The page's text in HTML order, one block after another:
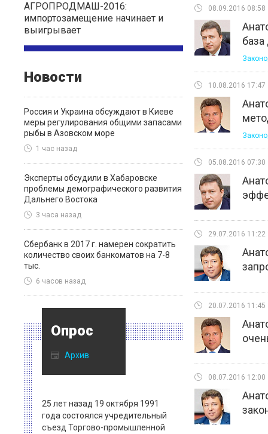
АГРОПРОДМАШ-2016:
импортозамещение начинает и
выигрывает
Новости
Россия и Украина обсуждают в Киеве
меры регулирования общими запасами
рыбы в Азовском море
1 час назад
Эксперты обсудили в Хабаровске
проблемы демографического развития
Дальнего Востока
3 часа назад
Сбербанк в 2017 г. намерен сократить
количество своих банкоматов на 7-8
тыс.
6 часов назад
Опрос
Архив
25 лет назад 19 октября 1991
года состоялся учредительный
съезд Торгово-промышленной
08.09.2016 08:58
10.08.2016 17:47
05.08.2016 07:30
29.07.2016 11:22
20.07.2016 11:45
08.07.2016 12:00